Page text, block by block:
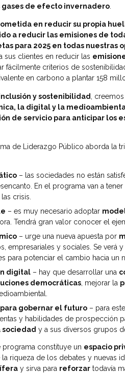
gases de efecto invernadero
en reducir su propia
a reducir las emisiones de
para 2025 en todas nuestras
sus clientes en reducir las
fácilmente criterios de
en carbono a plantar 158
y sostenibilidad ,
la digital y la
de servicio para anticipar los
de Liderazgo Público aborda la
– las sociedades no están
En el programa van a
crisis.
– es muy necesario adoptar
Tendrá gran valor conocer el
– urge una nueva apuesta por
empresariales y sociales. Se verá
para potenciar el cambio hacia
digital – hay que desarrollar una
democráticas, mejorar la
para gobernar el futuro – para
y habilidades de prospección
y a sus diversos grupos
programa constituye un espacio
riqueza de los debates y nuevas
y sirva para reforzar todavía